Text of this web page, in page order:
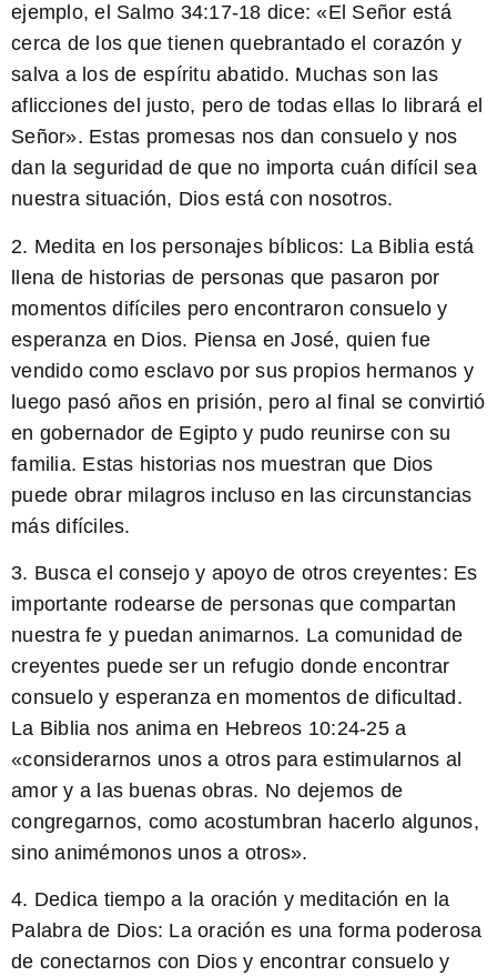
ejemplo, el Salmo 34:17-18 dice: «El Señor está
cerca de los que tienen quebrantado el corazón y
salva a los de espíritu abatido. Muchas son las
aflicciones del justo, pero de todas ellas lo librará el
Señor». Estas promesas nos dan consuelo y nos
dan la seguridad de que no importa cuán difícil sea
nuestra situación, Dios está con nosotros.
2. Medita en los personajes bíblicos: La Biblia está
llena de historias de personas que pasaron por
momentos difíciles pero encontraron consuelo y
esperanza en Dios. Piensa en José, quien fue
vendido como esclavo por sus propios hermanos y
luego pasó años en prisión, pero al final se convirtió
en gobernador de Egipto y pudo reunirse con su
familia. Estas historias nos muestran que Dios
puede obrar milagros incluso en las circunstancias
más difíciles.
3. Busca el consejo y apoyo de otros creyentes: Es
importante rodearse de personas que compartan
nuestra fe y puedan animarnos. La comunidad de
creyentes puede ser un refugio donde encontrar
consuelo y esperanza en momentos de dificultad.
La Biblia nos anima en Hebreos 10:24-25 a
«considerarnos unos a otros para estimularnos al
amor y a las buenas obras. No dejemos de
congregarnos, como acostumbran hacerlo algunos,
sino animémonos unos a otros».
4. Dedica tiempo a la oración y meditación en la
Palabra de Dios: La oración es una forma poderosa
de conectarnos con Dios y encontrar consuelo y